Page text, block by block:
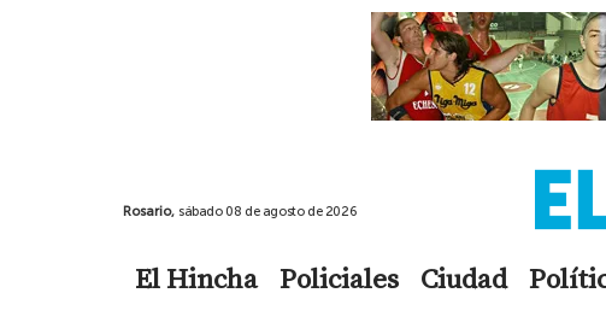
Rosario, sábado 08 de agosto de 2026
El Hincha Policiales Ciudad